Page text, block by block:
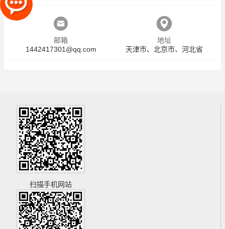
邮箱
1442417301@qq.com
地址
天津市、北京市、河北省
扫描手机网站